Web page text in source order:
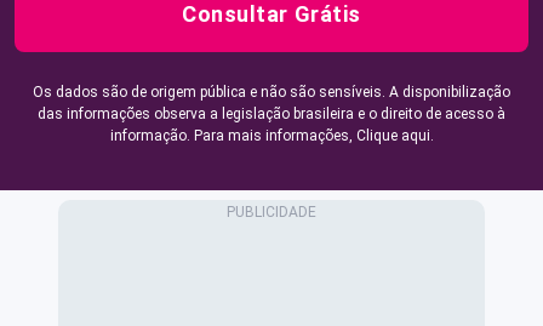
Consultar Grátis
Os dados são de origem pública e não são sensíveis. A disponibilização
das informações observa a legislação brasileira e o direito de acesso à
informação. Para mais informações, Clique aqui.